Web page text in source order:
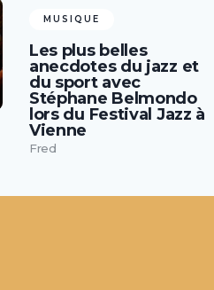
MUSIQUE
Les plus belles
anecdotes du jazz et
du sport avec
Stéphane Belmondo
lors du Festival Jazz à
Vienne
Fred